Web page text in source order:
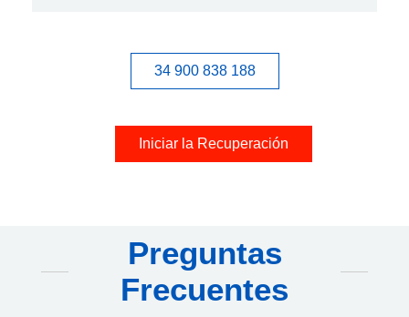
34 900 838 188
Iniciar la Recuperación
Preguntas
Frecuentes